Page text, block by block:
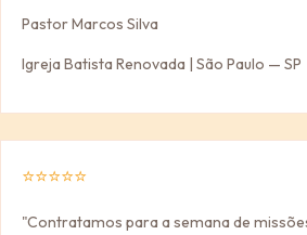
Pastor Marcos Silva
Igreja Batista Renovada | São Paulo — SP
⭐⭐⭐⭐⭐
"Contratamos para a semana de